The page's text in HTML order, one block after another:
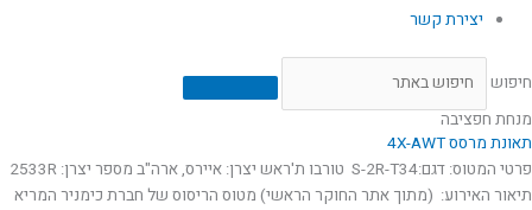
יצירת קשר
חיפוש
מנחת חפציבה
תאונת מרסס 4X-AWT
פרטי המטוס: דגם:S-2R-T34 טורבו ת'ראש יצרן: איירס, ארה"ב מספר יצרן: 2533R
תיאור האירוע: (מתוך אתר החוקר הראשי) מטוס הריסוס של חברת כימניר המריא